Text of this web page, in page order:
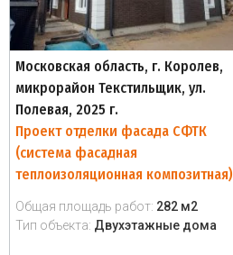
Московская область, г. Королев,
микрорайон Текстильщик, ул.
Полевая, 2025 г.
Проект отделки фасада СФТК
(система фасадная
теплоизоляционная композитная)
Общая площадь работ: 282 м2
Тип объекта: Двухэтажные дома